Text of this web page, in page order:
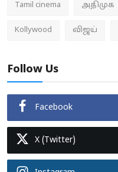
Tamil cinema அதிமுக
Kollywood விஜய்
Follow Us
Facebook
X (Twitter)